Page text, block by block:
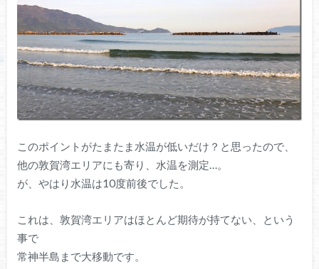
このポイントがたまたま水温が低いだけ？と思ったので、
他の敦賀湾エリアにも寄り、水温を測定…。
が、やはり水温は10度前後でした。
これは、敦賀湾エリアはほとんど期待が持てない、という
事で
常神半島まで大移動です。